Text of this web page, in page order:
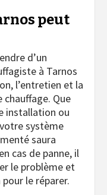
peut
d’un
à Tarnos
l’entretien et la
Que
installation ou
système
saura
cas de panne, il
le problème et
le réparer.